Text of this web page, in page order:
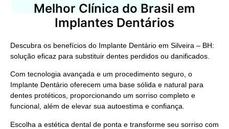
Melhor Clínica do Brasil em
Implantes Dentários
Descubra os benefícios do Implante Dentário em Silveira – BH:
solução eficaz para substituir dentes perdidos ou danificados.
Com tecnologia avançada e um procedimento seguro, o
Implante Dentário oferecem uma base sólida e natural para
dentes protéticos, proporcionando um sorriso completo e
funcional, além de elevar sua autoestima e confiança.
Escolha a estética dental de ponta e transforme seu sorriso com